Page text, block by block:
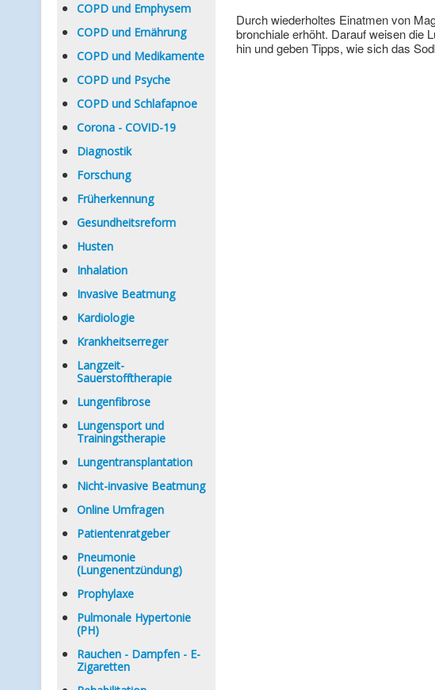
COPD und Emphysem
COPD und Ernährung
COPD und Medikamente
COPD und Psyche
COPD und Schlafapnoe
Corona - COVID-19
Diagnostik
Forschung
Früherkennung
Gesundheitsreform
Husten
Inhalation
Invasive Beatmung
Kardiologie
Krankheitserreger
Langzeit-
Sauerstofftherapie
Lungenfibrose
Lungensport und
Trainingstherapie
Lungentransplantation
Nicht-invasive Beatmung
Online Umfragen
Patientenratgeber
Pneumonie
(Lungenentzündung)
Prophylaxe
Pulmonale Hypertonie
(PH)
Rauchen - Dampfen - E-
Zigaretten
Durch wiederholtes Einatmen von
bronchiale erhöht. Darauf weisen die
hin und geben Tipps, wie sich das